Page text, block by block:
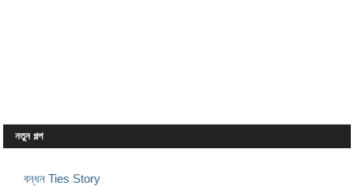
নতুন গল্প
বন্ধন Ties Story